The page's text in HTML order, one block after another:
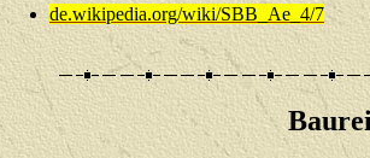
de.wikipedia.org/wiki/SBB_Ae_4/7